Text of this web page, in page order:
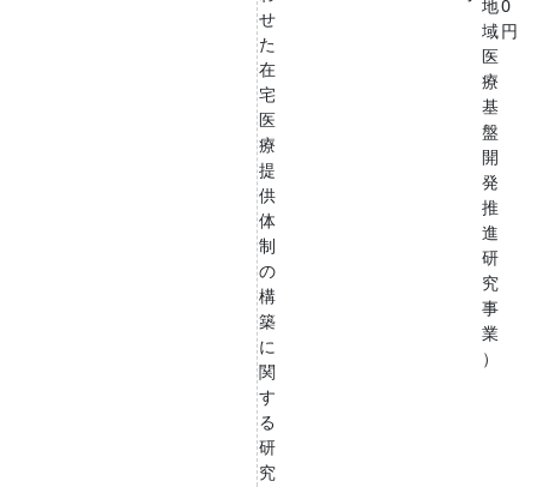
せ
た
在
宅
医
療
提
供
体
制
の
構
築
に
関
す
る
研
究
地
域
医
療
基
盤
開
発
推
進
研
究
事
業
）
0
円